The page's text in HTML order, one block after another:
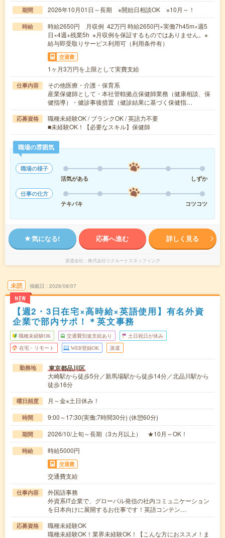
期間 2026年10月01日～長期 ※開始日相談OK ※10月～！
時給
時給2650円 月収例 42万円 時給2650円×実働7h45m×週5
日×4週+残業5h ※月収例を保証するものではありません。※
給与即受取りサービス利用可（利用条件有）
交通費
1ヶ月3万円を上限として実費支給
仕事内容
その他医療・介護・保育系
産業保健師として・本社管轄拠点保健師業務（健康相談、保
健指導）・健診事後措置（健診結果に基づく保健指…
応募資格
職種未経験OK / ブランクOK / 英語力不要
■未経験OK！【必要なスキル】保健師
職場の雰囲気
職場の様子
活気がある
しずか
仕事の仕方
テキパキ
コツコツ
気になる! 応募へ進む 詳しく見る
派遣会社 株式会社リクルートスタッフィング
未読
NEW
掲載日 2026/08/07
【週2・3日在宅×高時給×英語使用】有名外資
企業で部内サポ！＊英文事務
職種未経験OK 交通費別途支給あり 土日祝日が休み
在宅・リモート WEB登録OK 派遣
勤務地 東京都品川区
大崎駅から徒歩5分／新馬場駅から徒歩14分／北品川駅から
徒歩16分
曜日頻度 月～金※土日休み！
時間 9:00～17:30(実働:7時間30分) (休憩60分)
期間 2026/10/上旬～長期（3カ月以上） ★10月～OK！
時給 時給5000円
交通費
交通費支給
仕事内容
外国語事務
外資系IT企業で、グローバル発信の社内コミュニケーション
を日本向けに展開するお仕事です！英語コンテン…
応募資格
職種未経験OK
職種未経験OK！業界未経験OK！【こんな方におススメ！ま